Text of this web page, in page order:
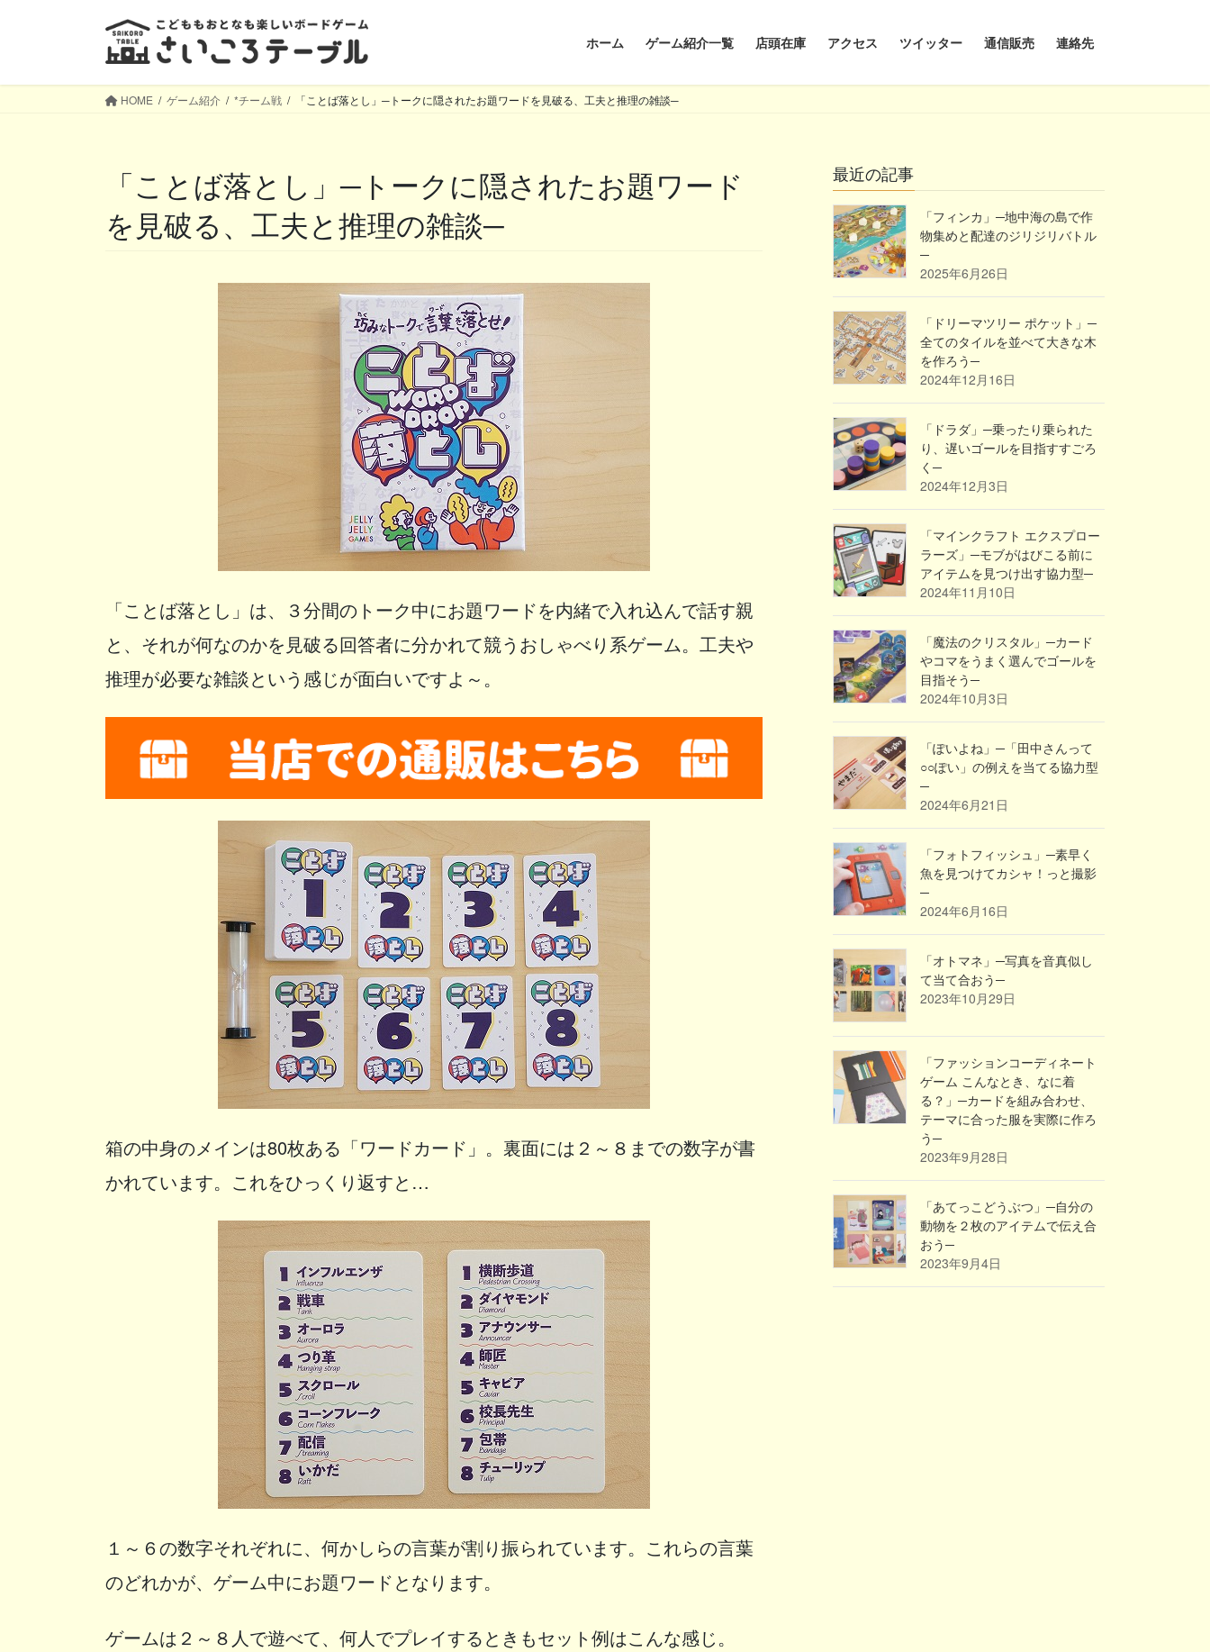
ホーム ゲーム紹介一覧 店頭在庫 アクセス ツイッター 通信販売 連絡先
HOME ゲーム紹介 *チーム戦 「ことば落とし」─トークに隠されたお題ワードを見破る、工夫と推理の雑談─
「ことば落とし」─トークに隠されたお題ワード
を見破る、工夫と推理の雑談─
「ことば落とし」は、３分間のトーク中にお題ワードを内緒で入れ込んで話す親
と、それが何なのかを見破る回答者に分かれて競うおしゃべり系ゲーム。工夫や
推理が必要な雑談という感じが面白いですよ～。
箱の中身のメインは80枚ある「ワードカード」。裏面には２～８までの数字が書
かれています。これをひっくり返すと…
１～６の数字それぞれに、何かしらの言葉が割り振られています。これらの言葉
のどれかが、ゲーム中にお題ワードとなります。
ゲームは２～８人で遊べて、何人でプレイするときもセット例はこんな感じ。
最近の記事
「フィンカ」─地中海の島で作
物集めと配達のジリジリバトル
─
2025年6月26日
「ドリーマツリー ポケット」─
全てのタイルを並べて大きな木
を作ろう─
2024年12月16日
「ドラダ」─乗ったり乗られた
り、遅いゴールを目指すすごろ
く─
2024年12月3日
「マインクラフト エクスプロー
ラーズ」─モブがはびこる前に
アイテムを見つけ出す協力型─
2024年11月10日
「魔法のクリスタル」─カード
やコマをうまく選んでゴールを
目指そう─
2024年10月3日
「ぽいよね」─「田中さんって
○○ぽい」の例えを当てる協力型
─
2024年6月21日
「フォトフィッシュ」─素早く
魚を見つけてカシャ！っと撮影
─
2024年6月16日
「オトマネ」─写真を音真似し
て当て合おう─
2023年10月29日
「ファッションコーディネート
ゲーム こんなとき、なに着
る？」─カードを組み合わせ、
テーマに合った服を実際に作ろ
う─
2023年9月28日
「あてっこどうぶつ」─自分の
動物を２枚のアイテムで伝え合
おう─
2023年9月4日